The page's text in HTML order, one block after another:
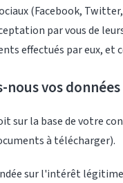
(Facebook,
par vous de
effectués par eux, et
vos
sur la base de votre
à télécharger).
sur l'intérêt légitime